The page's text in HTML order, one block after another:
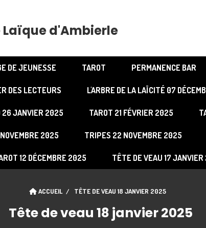
d'Ambierle
DE JEUNESSE TAROT PERMANENCE BAR
DES LECTEURS L'ARBRE DE LA LAÏCITÉ 07
26 JANVIER 2025 TAROT 21 FÉVRIER 2025
2025 TRIPES 22 NOVEMBRE 2025
12 DÉCEMBRE 2025 TÊTE DE VEAU 17
ACCUEIL TÊTE DE VEAU 18 JANVIER 2025
Tête de veau 18 janvier 2025